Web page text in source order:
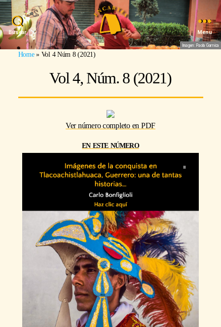
Buscar Menu
Imagen: Paola Garnica
Home» Vol 4 Núm 8 (2021)
Vol 4, Núm. 8 (2021)
Ver número completo en PDF
en este número